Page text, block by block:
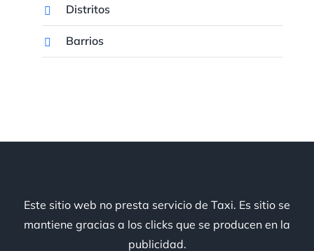
Distritos
Barrios
Este sitio web no presta servicio de Taxi. Es sitio se
mantiene gracias a los clicks que se producen en la
publicidad.